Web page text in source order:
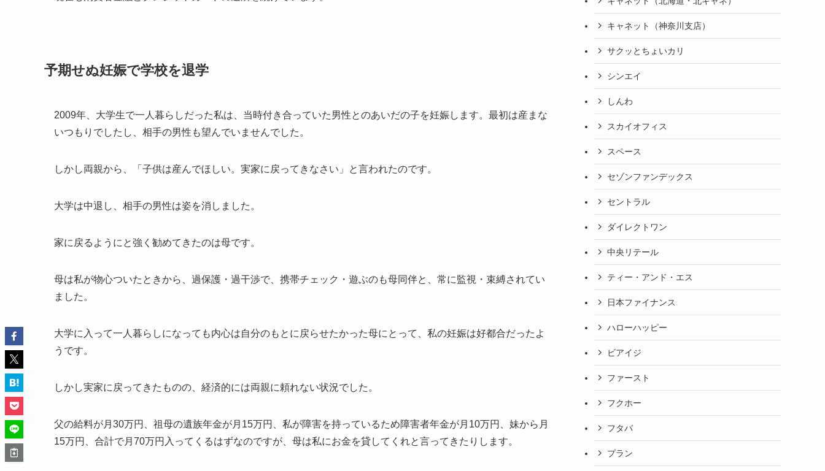
予期せぬ妊娠で学校を退学
2009年、大学生で一人暮らしだった私は、当時付き合っていた男性とのあいだの子を妊娠します。最初は産まな
いつもりでしたし、相手の男性も望んでいませんでした。
しかし両親から、「子供は産んでほしい。実家に戻ってきなさい」と言われたのです。
大学は中退し、相手の男性は姿を消しました。
家に戻るようにと強く勧めてきたのは母です。
母は私が物心ついたときから、過保護・過干渉で、携帯チェック・遊ぶのも母同伴と、常に監視・束縛されてい
ました。
大学に入って一人暮らしになっても内心は自分のもとに戻らせたかった母にとって、私の妊娠は好都合だったよ
うです。
しかし実家に戻ってきたものの、経済的には両親に頼れない状況でした。
父の給料が月30万円、祖母の遺族年金が月15万円、私が障害を持っているため障害者年金が月10万円、妹から月
15万円、合計で月70万円入ってくるはずなのですが、母は私にお金を貸してくれと言ってきたりします。
キャネット（神奈川支店）
サクッとちょいカリ
シンエイ
しんわ
スカイオフィス
スペース
セゾンファンデックス
セントラル
ダイレクトワン
中央リテール
ティー・アンド・エス
日本ファイナンス
ハローハッピー
ビアイジ
ファースト
フクホー
フタバ
プラン